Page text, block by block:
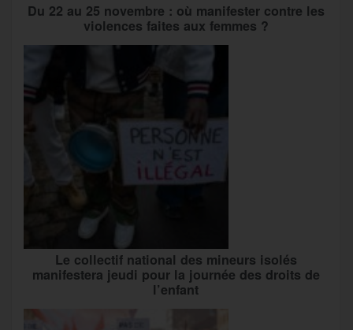
Du 22 au 25 novembre : où manifester contre les
violences faites aux femmes ?
Le collectif national des mineurs isolés
manifestera jeudi pour la journée des droits de
l’enfant